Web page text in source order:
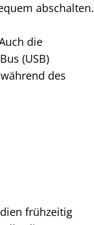
abschalten.
die
(USB)
des
frühzeitig